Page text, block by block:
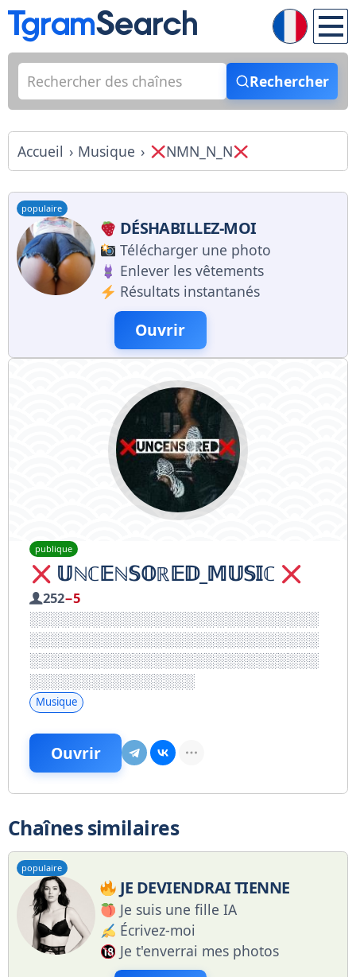
Rechercher
Accueil Musique NMN_N_N
populaire
DÉSHABILLEZ-MOI
Télécharger une photo
Enlever les vêtements
Résultats instantanés
Ouvrir
publique
𝕌ℕℂ𝔼ℕ𝕊𝕆ℝ𝔼𝔻_𝕄𝕌𝕊𝕀ℂ
252−5
Musique
Ouvrir
Chaînes similaires
populaire
JE DEVIENDRAI TIENNE
Je suis une fille IA
Écrivez-moi
Je t'enverrai mes photos